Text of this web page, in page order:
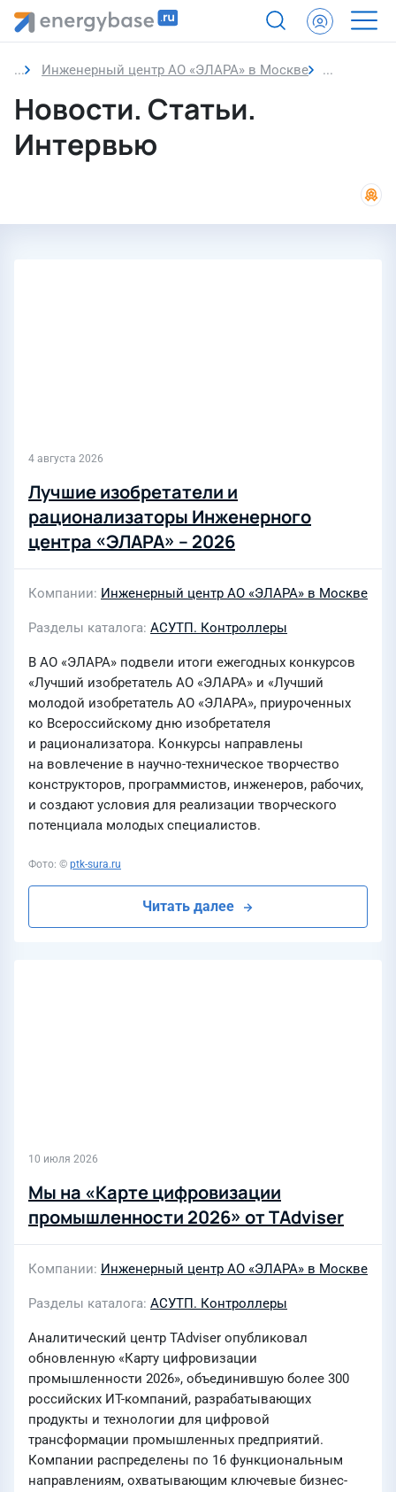
Инженерный центр АО «ЭЛАРА» в Москве Новости
Новости. Статьи.
Интервью
4 августа 2026
Лучшие изобретатели и
рационализаторы Инженерного
центра «ЭЛАРА» – 2026
Компании Инженерный центр АО «ЭЛАРА» в Москве
Разделы каталога АСУТП. Контроллеры
В АО «ЭЛАРА» подвели итоги ежегодных конкурсов
«Лучший изобретатель АО «ЭЛАРА» и «Лучший
молодой изобретатель АО «ЭЛАРА», приуроченных
ко Всероссийскому дню изобретателя
и рационализатора. Конкурсы направлены
на вовлечение в научно-техническое творчество
конструкторов, программистов, инженеров, рабочих,
и создают условия для реализации творческого
потенциала молодых специалистов.
Читать далее
Фото: © ptk-sura.ru
10 июля 2026
Мы на «Карте цифровизации
промышленности 2026» от TAdviser
Компании Инженерный центр АО «ЭЛАРА» в Москве
Разделы каталога АСУТП. Контроллеры
Аналитический центр TAdviser опубликовал
обновленную «Карту цифровизации
промышленности 2026», объединившую более 300
российских ИТ-компаний, разрабатывающих
продукты и технологии для цифровой
трансформации промышленных предприятий.
Компании распределены по 16 функциональным
направлениям, охватывающим ключевые бизнес-